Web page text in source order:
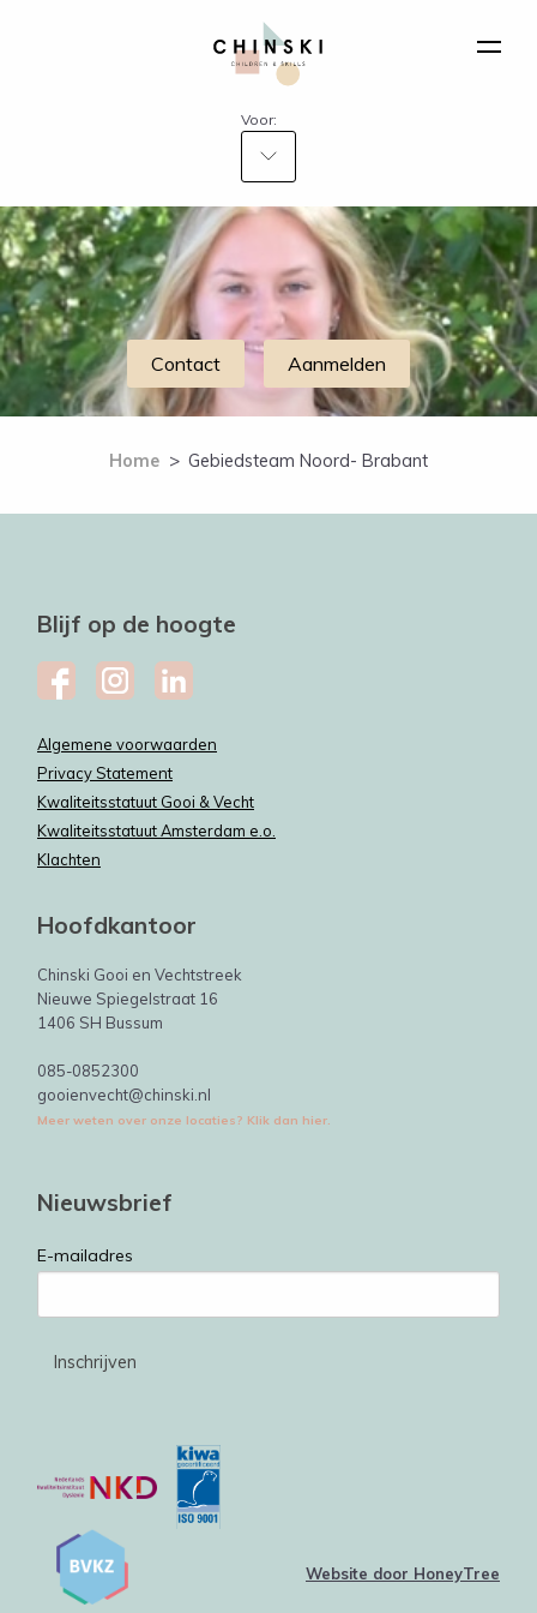
Voor:
Contact Aanmelden
Home > Gebiedsteam Noord- Brabant
Blijf op de hoogte
Algemene voorwaarden
Privacy Statement
Kwaliteitsstatuut Gooi & Vecht
Kwaliteitsstatuut Amsterdam e.o.
Klachten
Hoofdkantoor
Chinski Gooi en Vechtstreek
Nieuwe Spiegelstraat 16
1406 SH Bussum
085-0852300
gooienvecht@chinski.nl
Meer weten over onze locaties? Klik dan hier.
Nieuwsbrief
E-mailadres
Website door HoneyTree